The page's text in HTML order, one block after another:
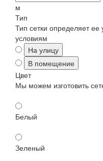
м
Тип
Тип сетки определяет ее
условиям
На улицу
В помещение
Цвет
Мы можем изготовить
Белый
Зеленый